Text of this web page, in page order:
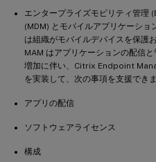
エンタープライズモビリティ管理
(MDM) とモバイルアプリケーショ
は組織がモバイルデバイスを保護
MAM はアプリケーションの配信
増加に伴い、Citrix Endpoint
を実装して、次の事項を支援できま
アプリの配信
ソフトウェアライセンス
構成